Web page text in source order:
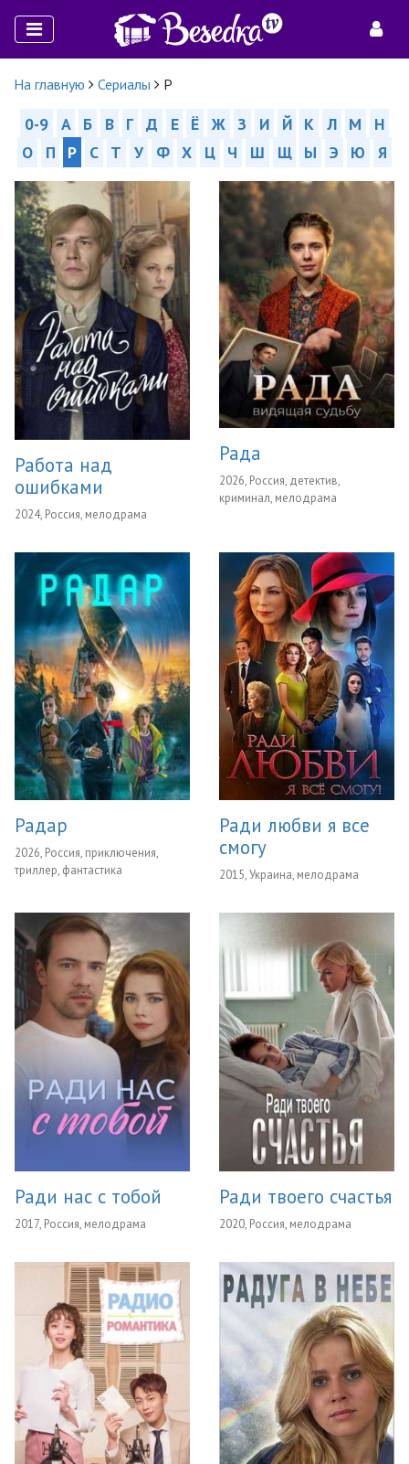
На главную Сериалы Р
0-9 А Б В Г Д Е Ё Ж З И Й К Л М
Н
О
П Р С Т У Ф Х Ц Ч Ш Щ Ы Э Ю Я
Работа над
ошибками
2024, Россия, мелодрама
Рада
2026, Россия, детектив,
криминал, мелодрама
Радар
2026, Россия, приключения,
триллер, фантастика
Ради любви я все
смогу
2015, Украина, мелодрама
Ради нас с тобой
2017, Россия, мелодрама
Ради твоего счастья
2020, Россия, мелодрама